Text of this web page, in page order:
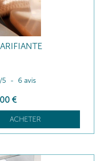
/5 - 6 avis
€
ACHETER